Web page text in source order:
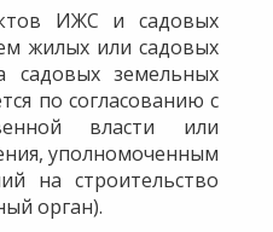
ИЖС и садовых
жилых или садовых
садовых земельных
по согласованию с
власти или
уполномоченным
на строительство
орган).